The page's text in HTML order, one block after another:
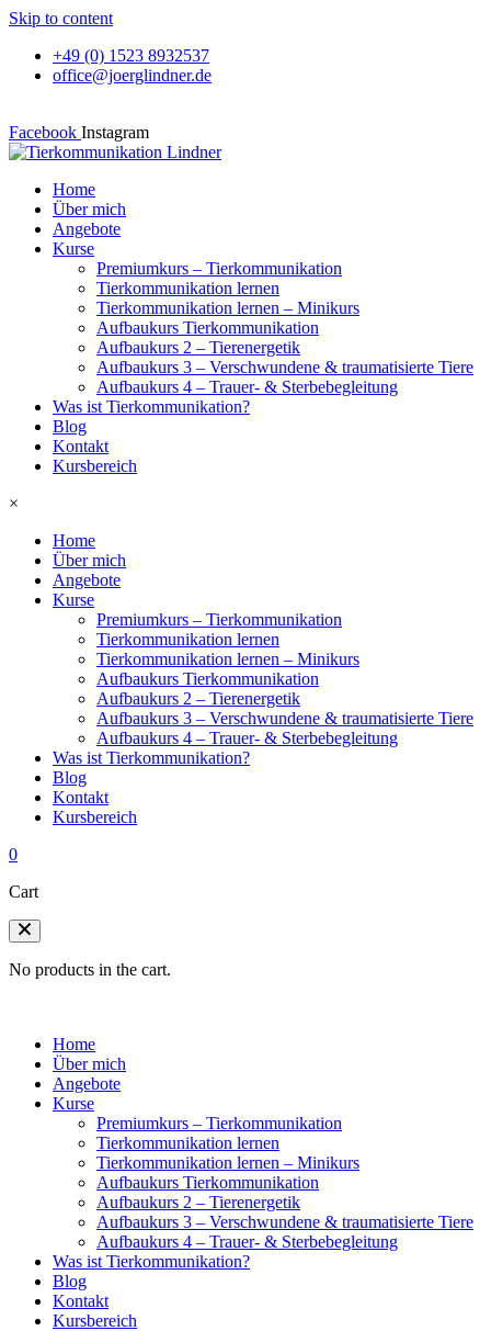
Skip to content
+49 (0) 1523 8932537
office@joerglindner.de
Facebook Instagram
Home
Über mich
Angebote
Kurse
Premiumkurs – Tierkommunikation
Tierkommunikation lernen
Tierkommunikation lernen – Minikurs
Aufbaukurs Tierkommunikation
Aufbaukurs 2 – Tierenergetik
Aufbaukurs 3 – Verschwundene & traumatisierte Tiere
Aufbaukurs 4 – Trauer- & Sterbebegleitung
Was ist Tierkommunikation?
Blog
Kontakt
Kursbereich
×
Home
Über mich
Angebote
Kurse
Premiumkurs – Tierkommunikation
Tierkommunikation lernen
Tierkommunikation lernen – Minikurs
Aufbaukurs Tierkommunikation
Aufbaukurs 2 – Tierenergetik
Aufbaukurs 3 – Verschwundene & traumatisierte Tiere
Aufbaukurs 4 – Trauer- & Sterbebegleitung
Was ist Tierkommunikation?
Blog
Kontakt
Kursbereich
0
Cart
No products in the cart.
Home
Über mich
Angebote
Kurse
Premiumkurs – Tierkommunikation
Tierkommunikation lernen
Tierkommunikation lernen – Minikurs
Aufbaukurs Tierkommunikation
Aufbaukurs 2 – Tierenergetik
Aufbaukurs 3 – Verschwundene & traumatisierte Tiere
Aufbaukurs 4 – Trauer- & Sterbebegleitung
Was ist Tierkommunikation?
Blog
Kontakt
Kursbereich